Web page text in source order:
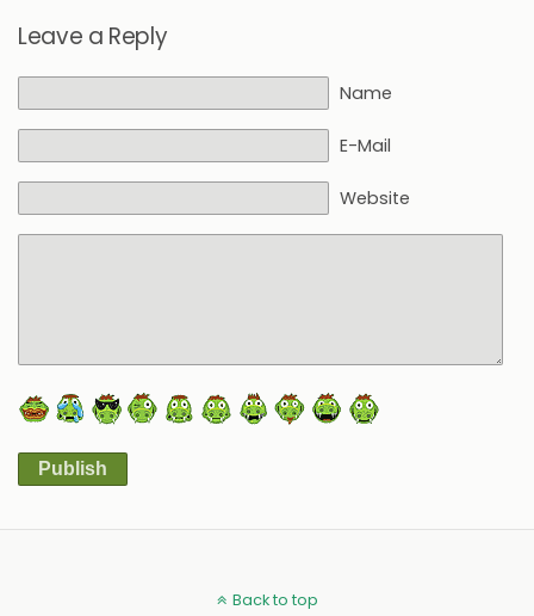
Leave a Reply
Name
E-Mail
Website
Publish
Back to top